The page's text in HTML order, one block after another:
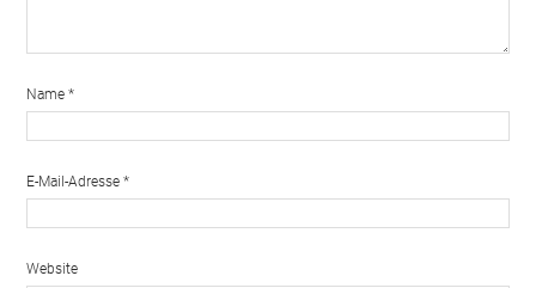
Name *
E-Mail-Adresse *
Website